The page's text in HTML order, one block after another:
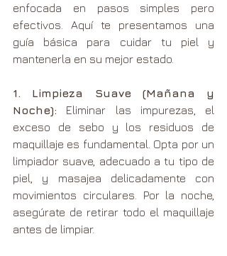
enfocada en pasos simples pero
efectivos. Aquí te presentamos una
guía básica para cuidar tu piel y
mantenerla en su mejor estado.
1. Limpieza Suave (Mañana y
Noche): Eliminar las impurezas, el
exceso de sebo y los residuos de
maquillaje es fundamental. Opta por un
limpiador suave, adecuado a tu tipo de
piel, y masajea delicadamente con
movimientos circulares. Por la noche,
asegúrate de retirar todo el maquillaje
antes de limpiar.